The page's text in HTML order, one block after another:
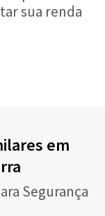
sua renda
em
Segurança